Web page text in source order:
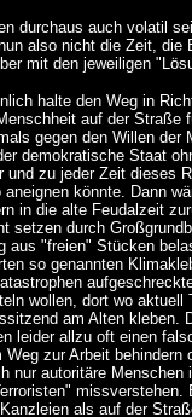
durchaus auch volatil
also nicht die Zeit, die
mit den jeweiligen
halte den Weg in
auf der Straße
gegen den Willen der
demokratische Staat
und zu jeder Zeit dieses
könnte. Dann
in die alte Feudalzeit
setzen durch
aus "freien" Stücken
so genannten
wollen, dort wo
am Alten kleben.
leider allzu oft einen
Weg zur Arbeit
nur autoritäre
als auf der